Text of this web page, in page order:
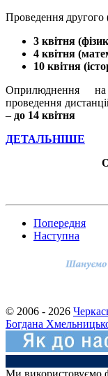
Проведення другого
3 квітня
4 квітня
10 квітня
Оприлюднення на
проведення
– до 14 квітня
ДЕТАЛЬНІШЕ
Попередня
Наступна
© 2006 - 2026
Богдана
Ми використовуємо